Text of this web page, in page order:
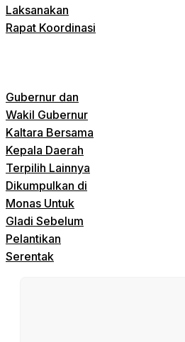
Laksanakan
Rapat Koordinasi
Gubernur dan
Wakil Gubernur
Kaltara Bersama
Kepala Daerah
Terpilih Lainnya
Dikumpulkan di
Monas Untuk
Gladi Sebelum
Pelantikan
Serentak